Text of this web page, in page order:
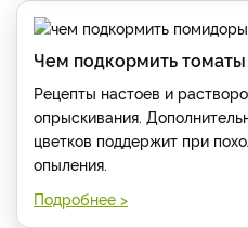
Чем подкормить
Рецепты настоев и
опрыскивания.
цветков поддержит при
опыления.
Подробнее >